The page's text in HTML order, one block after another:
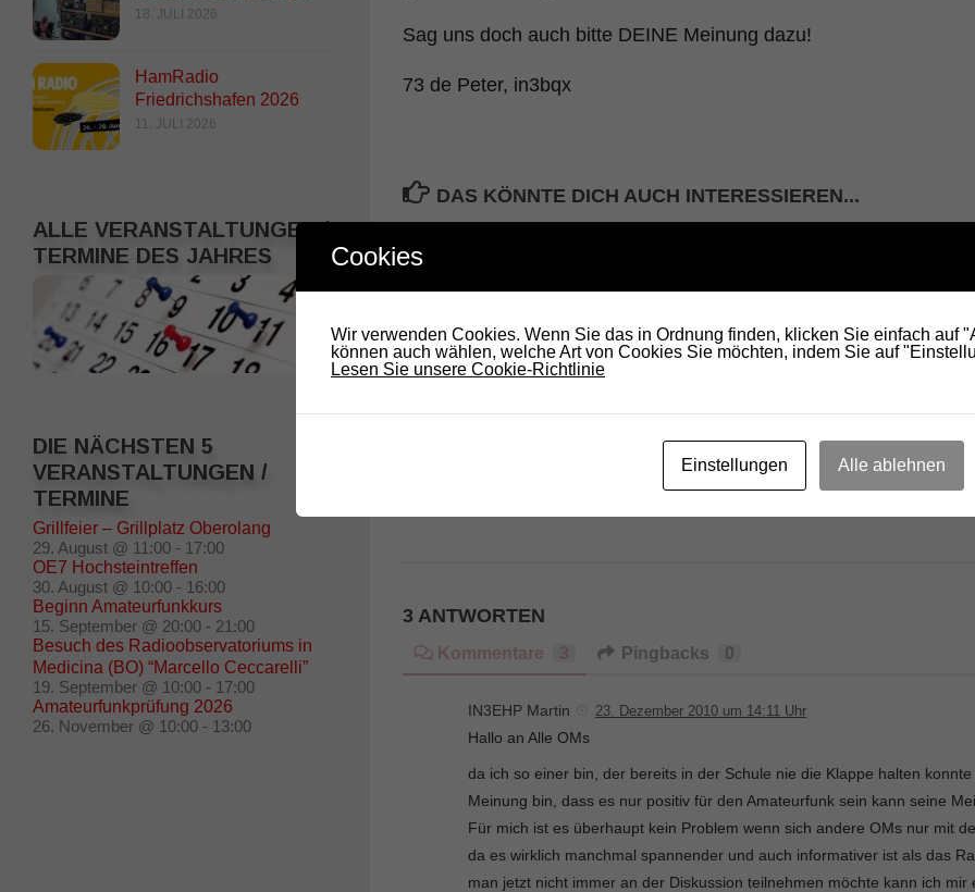
Sag uns doch auch bitte DEINE Meinung dazu!
73 de Peter, in3bqx
DAS KÖNNTE DICH AUCH INTERESSIEREN...
Microsoft Windows 10 naht
4. JULI 2016
3 ANTWORTEN
Kommentare Pingbacks 0
IN3EHP Martin 23. Dezember 2010 um 14:11 Uhr
Hallo an Alle OMs
da ich so einer bin, der bereits in der Schule nie die Klappe halten
Meinung bin, dass es nur positiv für den Amateurfunk sein kann seine
Für mich ist es überhaupt kein Problem wenn sich andere OMs nur mit
da es wirklich manchmal spannender und auch informativer ist als das
man jetzt nicht immer an der Diskussion teilnehmen möchte kann ich mir
18. JULI 2026
HamRadio
Friedrichshafen 2026
11. JULI 2026
ALLE VERANSTALTUNGEN /
TERMINE DES JAHRES
DIE NÄCHSTEN 5
VERANSTALTUNGEN /
TERMINE
Grillfeier – Grillplatz Oberolang
29. August @ 11:00 - 17:00
OE7 Hochsteintreffen
30. August @ 10:00 - 16:00
Beginn Amateurfunkkurs
15. September @ 20:00 - 21:00
Besuch des Radioobservatoriums in
Medicina (BO) “Marcello Ceccarelli”
19. September @ 10:00 - 17:00
Amateurfunkprüfung 2026
26. November @ 10:00 - 13:00
Cookies
Wir verwenden Cookies. Wenn Sie das in Ordnung finden, klicken Sie einfach auf
können auch wählen, welche Art von Cookies Sie möchten, indem Sie auf
Lesen Sie unsere Cookie-Richtlinie
Einstellungen Alle ablehnen